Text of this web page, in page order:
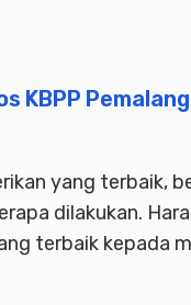
KBPP
yang terbaik,
dilakukan.
terbaik kepada